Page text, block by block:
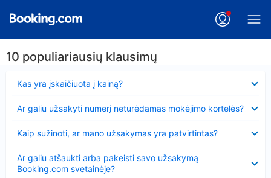
10 populiariausių klausimų
Kas yra įskaičiuota į kainą?
Ar galiu užsakyti numerį neturėdamas mokėjimo kortelės?
Kaip sužinoti, ar mano užsakymas yra patvirtintas?
Ar galiu atšaukti arba pakeisti savo užsakymą
Booking.com svetainėje?